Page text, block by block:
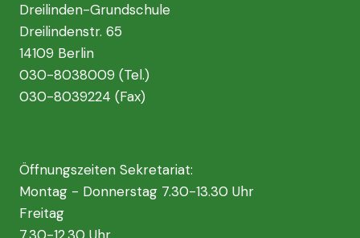
Dreilinden-Grundschule
Dreilindenstr. 65
14109 Berlin
030-8038009 (Tel.)
030-8039224 (Fax)
Öffnungszeiten Sekretariat:
Montag - Donnerstag 7.30-13.30 Uhr
Freitag